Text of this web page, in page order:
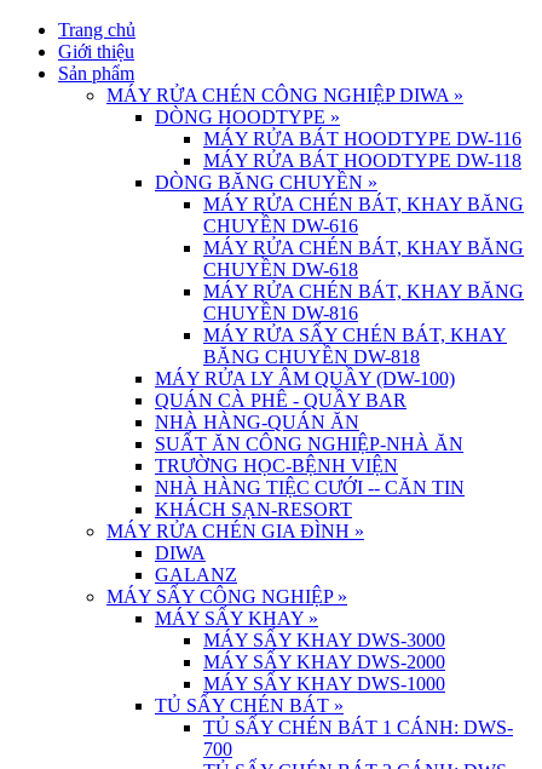
Trang chủ
Giới thiệu
Sản phẩm
MÁY RỬA CHÉN CÔNG NGHIỆP DIWA »
DÒNG HOODTYPE »
MÁY RỬA BÁT HOODTYPE DW-116
MÁY RỬA BÁT HOODTYPE DW-118
DÒNG BĂNG CHUYỀN »
MÁY RỬA CHÉN BÁT, KHAY BĂNG
CHUYỀN DW-616
MÁY RỬA CHÉN BÁT, KHAY BĂNG
CHUYỀN DW-618
MÁY RỬA CHÉN BÁT, KHAY BĂNG
CHUYỀN DW-816
MÁY RỬA SẤY CHÉN BÁT, KHAY
BĂNG CHUYỀN DW-818
MÁY RỬA LY ÂM QUẦY (DW-100)
QUÁN CÀ PHÊ - QUẦY BAR
NHÀ HÀNG-QUÁN ĂN
SUẤT ĂN CÔNG NGHIỆP-NHÀ ĂN
TRƯỜNG HỌC-BỆNH VIỆN
NHÀ HÀNG TIỆC CƯỚI -- CĂN TIN
KHÁCH SẠN-RESORT
MÁY RỬA CHÉN GIA ĐÌNH »
DIWA
GALANZ
MÁY SẤY CÔNG NGHIỆP »
MÁY SẤY KHAY »
MÁY SẤY KHAY DWS-3000
MÁY SẤY KHAY DWS-2000
MÁY SẤY KHAY DWS-1000
TỦ SẤY CHÉN BÁT »
TỦ SẤY CHÉN BÁT 1 CÁNH: DWS-
700